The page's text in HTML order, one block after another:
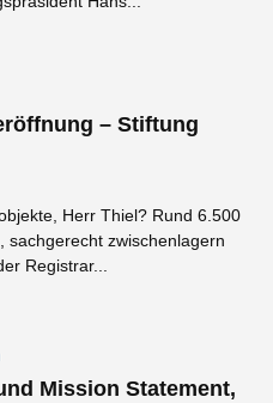
– Stiftung
Herr Thiel? Rund 6.500
sachgerecht zwischenlagern
Registrar...
Mission Statement,